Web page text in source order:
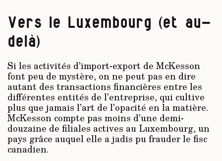
Vers le Luxembourg (et au-
delà)
Si les activités d’import-export de McKesson
font peu de mystère, on ne peut pas en dire
autant des transactions financières entre les
différentes entités de l’entreprise, qui cultive
plus que jamais l’art de l’opacité en la matière.
McKesson compte pas moins d’une demi-
douzaine de filiales actives au Luxembourg, un
pays grâce auquel elle a jadis pu frauder le fisc
canadien.